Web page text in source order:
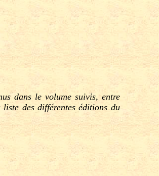
dans le volume suivis, entre
des différentes éditions du